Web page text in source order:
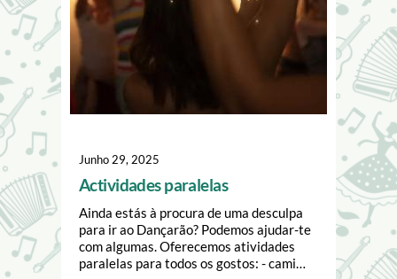
Junho 29, 2025
Actividades paralelas
Ainda estás à procura de uma desculpa
para ir ao Dançarão? Podemos ajudar-te
com algumas. Oferecemos atividades
paralelas para todos os gostos: - cami…